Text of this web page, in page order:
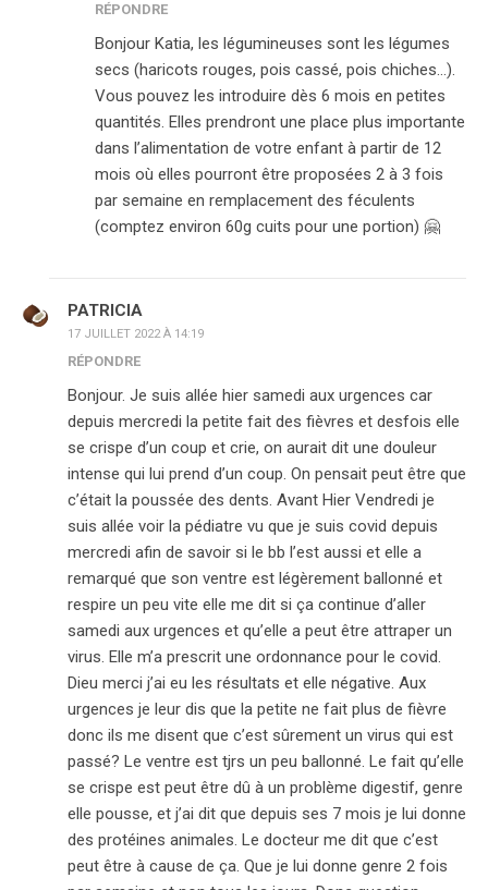
RÉPONDRE
Bonjour Katia, les légumineuses sont les légumes
secs (haricots rouges, pois cassé, pois chiches…).
Vous pouvez les introduire dès 6 mois en petites
quantités. Elles prendront une place plus importante
dans l’alimentation de votre enfant à partir de 12
mois où elles pourront être proposées 2 à 3 fois
par semaine en remplacement des féculents
(comptez environ 60g cuits pour une portion) 🤗
PATRICIA
17 JUILLET 2022 À 14:19
RÉPONDRE
Bonjour. Je suis allée hier samedi aux urgences car
depuis mercredi la petite fait des fièvres et desfois elle
se crispe d’un coup et crie, on aurait dit une douleur
intense qui lui prend d’un coup. On pensait peut être que
c’était la poussée des dents. Avant Hier Vendredi je
suis allée voir la pédiatre vu que je suis covid depuis
mercredi afin de savoir si le bb l’est aussi et elle a
remarqué que son ventre est légèrement ballonné et
respire un peu vite elle me dit si ça continue d’aller
samedi aux urgences et qu’elle a peut être attraper un
virus. Elle m’a prescrit une ordonnance pour le covid.
Dieu merci j’ai eu les résultats et elle négative. Aux
urgences je leur dis que la petite ne fait plus de fièvre
donc ils me disent que c’est sûrement un virus qui est
passé? Le ventre est tjrs un peu ballonné. Le fait qu’elle
se crispe est peut être dû à un problème digestif, genre
elle pousse, et j’ai dit que depuis ses 7 mois je lui donne
des protéines animales. Le docteur me dit que c’est
peut être à cause de ça. Que je lui donne genre 2 fois